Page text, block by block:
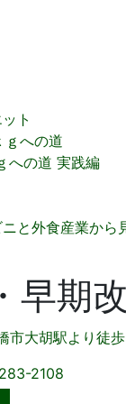
ト
ｇへの道
への道 実践編
と外食産業から
早期
2108